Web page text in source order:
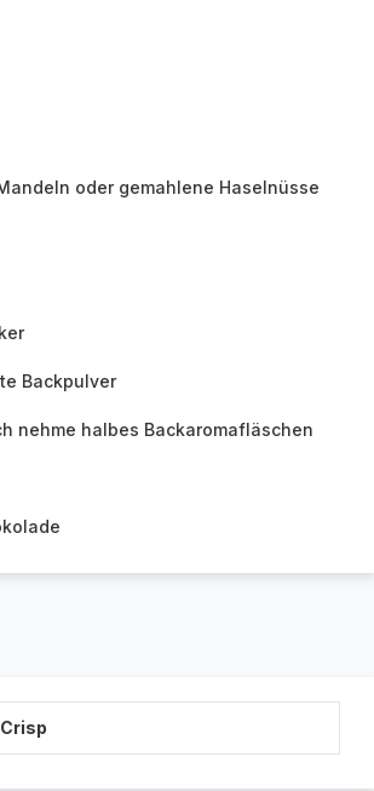
oder gemahlene Haselnüsse
Backpulver
nehme halbes Backaromafläschen